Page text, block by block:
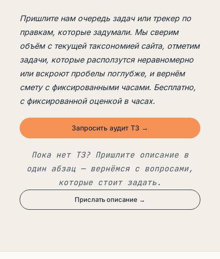
Пришлите нам очередь задач или трекер по
правкам, которые задумали. Мы сверим
объём с текущей таксономией сайта, отметим
задачи, которые расползутся неравномерно
или вскроют пробелы поглубже, и вернём
смету с фиксированными часами. Бесплатно,
с фиксированной оценкой в часах.
Запросить аудит ТЗ →
Пока нет ТЗ? Пришлите описание в
один абзац — вернёмся с вопросами,
которые стоит задать.
Прислать описание →